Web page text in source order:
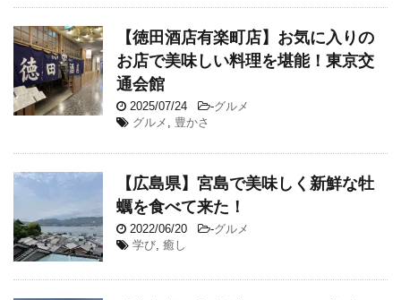
【徳田酒店有楽町店】お気に入りの
お店で美味しい料理を堪能！東京交
通会館
2025/07/24 -グルメ
グルメ , 豊かさ
【広島県】宮島で美味しく新鮮な牡
蠣を食べて来た！
2022/06/20 -グルメ
学び, 癒し